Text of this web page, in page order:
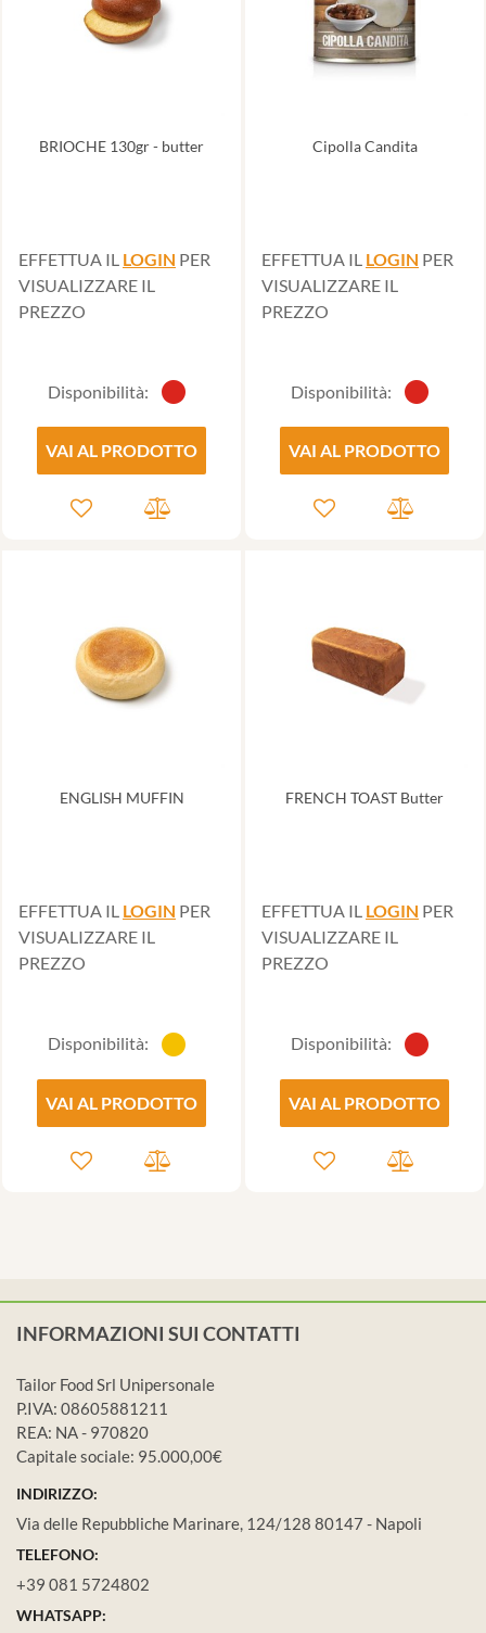
BRIOCHE 130gr - butter
EFFETTUA IL LOGIN PER
VISUALIZZARE IL
PREZZO
Disponibilità:
VAI AL PRODOTTO
Cipolla Candita
EFFETTUA IL LOGIN PER
VISUALIZZARE IL
PREZZO
Disponibilità:
VAI AL PRODOTTO
ENGLISH MUFFIN
EFFETTUA IL LOGIN PER
VISUALIZZARE IL
PREZZO
Disponibilità:
VAI AL PRODOTTO
FRENCH TOAST Butter
EFFETTUA IL LOGIN PER
VISUALIZZARE IL
PREZZO
Disponibilità:
VAI AL PRODOTTO
INFORMAZIONI SUI CONTATTI
Tailor Food Srl Unipersonale
P.IVA: 08605881211
REA: NA - 970820
Capitale sociale: 95.000,00€
INDIRIZZO:
Via delle Repubbliche Marinare, 124/128 80147 - Napoli
TELEFONO:
+39 081 5724802
WHATSAPP: